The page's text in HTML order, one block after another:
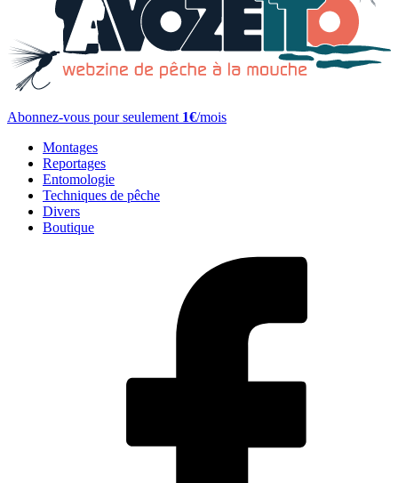
Abonnez-vous pour seulement 1€/mois
Montages
Reportages
Entomologie
Techniques de pêche
Divers
Boutique